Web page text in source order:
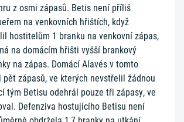
z osmi zápasů. Betis není příliš
na venkovních hřištích, když
hostitelům 1 branku na venkovní zápas,
na domácím hřišti vyšší brankový
na zápas. Domácí Alavés v tomto
pět zápasů, ve kterých nevstřelil žádnou
tým Betisu odehrál pouze tři zápasy, ve
Defenziva hostujícího Betisu není